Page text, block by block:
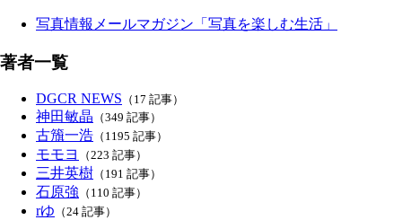
写真情報メールマガジン「写真を楽しむ生活」
著者一覧
DGCR NEWS （17 記事）
神田敏晶 （349 記事）
古籏一浩 （1195 記事）
モモヨ （223 記事）
三井英樹 （191 記事）
石原強 （110 記事）
rゆ （24 記事）